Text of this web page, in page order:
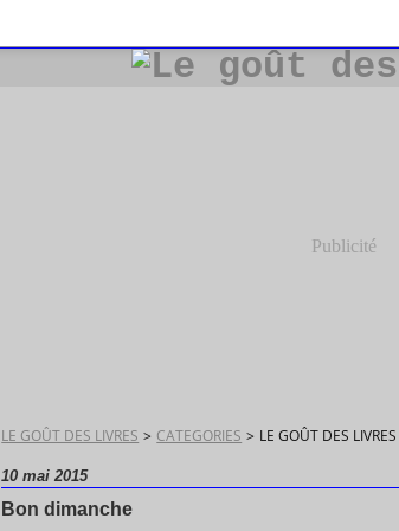
Publicité
LE GOÛT DES LIVRES > CATEGORIES > LE GOÛT DES LIVRES
10 mai 2015
Bon dimanche